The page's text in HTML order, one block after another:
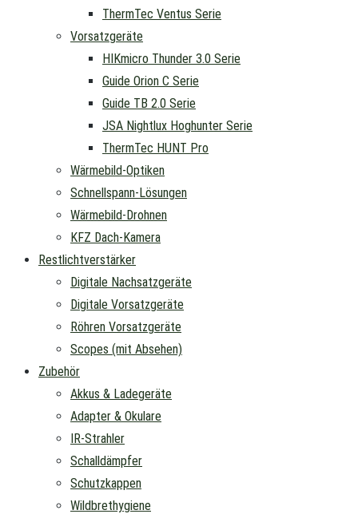
ThermTec Ventus Serie
Vorsatzgeräte
HIKmicro Thunder 3.0 Serie
Guide Orion C Serie
Guide TB 2.0 Serie
JSA Nightlux Hoghunter Serie
ThermTec HUNT Pro
Wärmebild-Optiken
Schnellspann-Lösungen
Wärmebild-Drohnen
KFZ Dach-Kamera
Restlichtverstärker
Digitale Nachsatzgeräte
Digitale Vorsatzgeräte
Röhren Vorsatzgeräte
Scopes (mit Absehen)
Zubehör
Akkus & Ladegeräte
Adapter & Okulare
IR-Strahler
Schalldämpfer
Schutzkappen
Wildbrethygiene